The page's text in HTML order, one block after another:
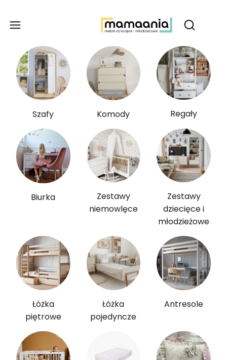
Otwórz
Szafy Komody Regały
Biurka
Zestawy
niemowlęce
Zestawy
dziecięce i
młodzieżowe
Łóżka
piętrowe
Łóżka
pojedyncze
Antresole